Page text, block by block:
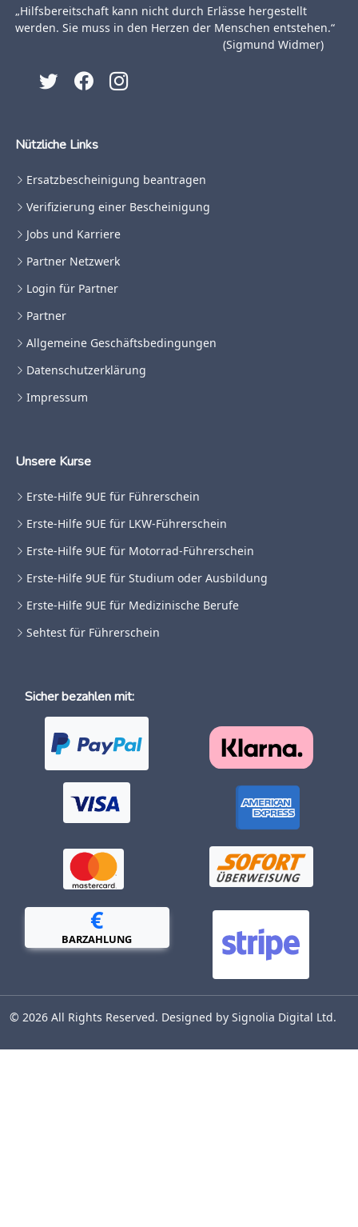
„Hilfsbereitschaft kann nicht durch Erlässe hergestellt
werden. Sie muss in den Herzen der Menschen entstehen.“
(Sigmund Widmer)
Nützliche Links
Ersatzbescheinigung beantragen
Verifizierung einer Bescheinigung
Jobs und Karriere
Partner Netzwerk
Login für Partner
Partner
Allgemeine Geschäftsbedingungen
Datenschutzerklärung
Impressum
Unsere Kurse
Erste-Hilfe 9UE für Führerschein
Erste-Hilfe 9UE für LKW-Führerschein
Erste-Hilfe 9UE für Motorrad-Führerschein
Erste-Hilfe 9UE für Studium oder Ausbildung
Erste-Hilfe 9UE für Medizinische Berufe
Sehtest für Führerschein
Sicher bezahlen mit:
€
BARZAHLUNG
© 2026 All Rights Reserved. Designed by Signolia Digital Ltd.